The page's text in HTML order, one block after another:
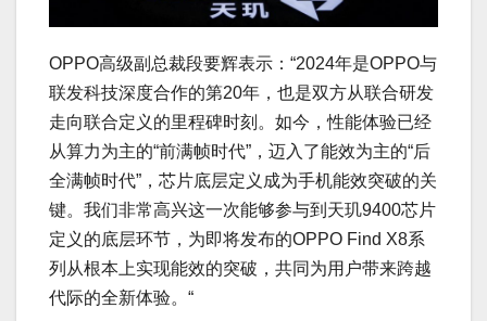
OPPO高级副总裁段要辉表示：“2024年是OPPO与
联发科技深度合作的第20年，也是双方从联合研发
走向联合定义的里程碑时刻。如今，性能体验已经
从算力为主的“前满帧时代”，迈入了能效为主的“后
全满帧时代”，芯片底层定义成为手机能效突破的关
键。我们非常高兴这一次能够参与到天玑9400芯片
定义的底层环节，为即将发布的OPPO Find X8系
列从根本上实现能效的突破，共同为用户带来跨越
代际的全新体验。“